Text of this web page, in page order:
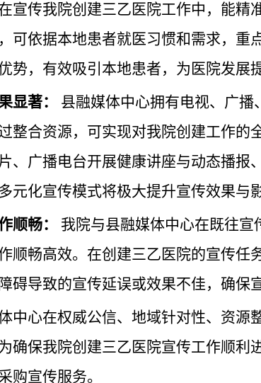
宣传我院创建三乙医院工作中，能精
可依据本地患者就医习惯和需求，重
势，有效吸引本地患者，为医院发展
显著：
县融媒体中心拥有电视、广播
整合资源，可实现对我院创建工作的
、广播电台开展健康讲座与动态播报
元化宣传模式将极大提升宣传效果与
顺畅：
我院与县融媒体中心在既往
顺畅高效。在创建三乙医院的宣传任
碍导致的宣传延误或效果不佳，确保
中心在权威公信、地域针对性、资源
确保我院创建三乙医院宣传工作顺利
购宣传服务。